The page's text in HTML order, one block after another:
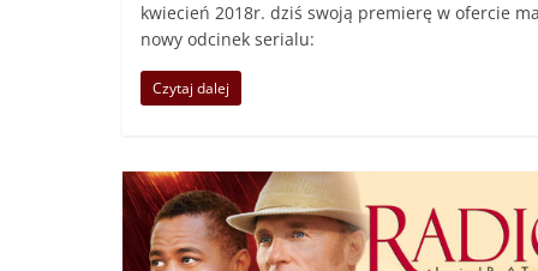
kwiecień 2018r. dziś swoją premierę w ofercie ma
nowy odcinek serialu:
Czytaj dalej